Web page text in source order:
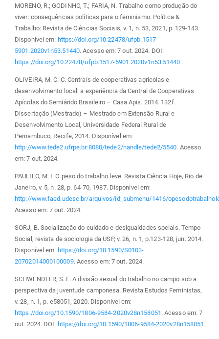
MORENO, R.; GODINHO, T.; FARIA, N. Trabalho como produção do
viver: consequências políticas para o feminismo. Política &
Trabalho: Revista de Ciências Sociais, v. 1, n. 53, 2021, p. 129-143.
Disponível em: https://doi.org/10.22478/ufpb.1517-
5901.2020v1n53.51440. Acesso em: 7 out. 2024. DOI:
https://doi.org/10.22478/ufpb.1517-5901.2020v1n53.51440
OLIVEIRA, M. C. C. Centrais de cooperativas agrícolas e
desenvolvimento local: a experiência da Central de Cooperativas
Apícolas do Semiárido Brasileiro – Casa Apis. 2014. 132f.
Dissertação (Mestrado) – Mestrado em Extensão Rural e
Desenvolvimento Local, Universidade Federal Rural de
Pernambuco, Recife, 2014. Disponível em:
http://www.tede2.ufrpe.br:8080/tede2/handle/tede2/5540. Acesso
em: 7 out. 2024.
PAULILO, M. I. O peso do trabalho leve. Revista Ciência Hoje, Rio de
Janeiro, v. 5, n. 28, p. 64-70, 1987. Disponível em:
http://www.faed.udesc.br/arquivos/id_submenu/1416/
Acesso em: 7 out. 2024.
SORJ, B. Socialização do cuidado e desigualdades sociais. Tempo
Social, revista de sociologia da USP, v. 26, n. 1, p.123-128, jun. 2014.
Disponível em: https://doi.org/10.1590/S0103-
20702014000100009. Acesso em: 7 out. 2024.
SCHWENDLER, S. F. A divisão sexual do trabalho no campo sob a
perspectiva da juventude camponesa. Revista Estudos Feministas,
v. 28, n. 1, p. e58051, 2020. Disponível em:
https://doi.org/10.1590/1806-9584-2020v28n158051 . Acesso em: 7
out. 2024. DOI: https://doi.org/10.1590/1806-9584-2020v28n158051